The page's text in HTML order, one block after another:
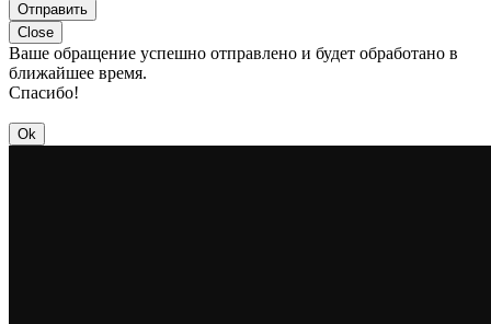
Отправить
Close
Ваше обращение успешно отправлено и будет обработано в
ближайшее время.
Спасибо!
Ok